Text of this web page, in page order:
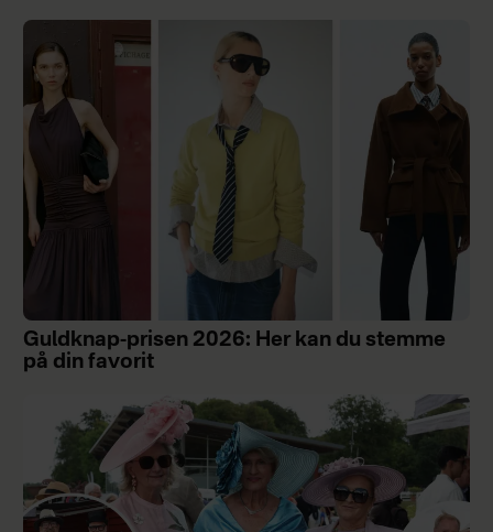
Guldknap-prisen 2026: Her kan du stemme
på din favorit